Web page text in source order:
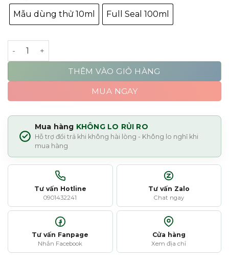
Mẫu dùng thử 10ml Full Seal 100ml
Byredo Rose Of No Man's Land số lượng
THÊM VÀO GIỎ HÀNG
MUA NGAY
Mua hàng KHÔNG LO RỦI RO
Hỗ trợ đổi trả khi không hài lòng - Không lo nghĩ khi
mua hàng
Tư vấn Hotline
0901432241
Tư vấn Zalo
Chat ngay
Tư vấn Fanpage
Nhắn Facebook
Cửa hàng
Xem địa chỉ